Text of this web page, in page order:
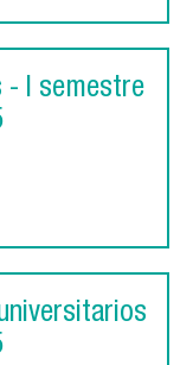
- I semestre